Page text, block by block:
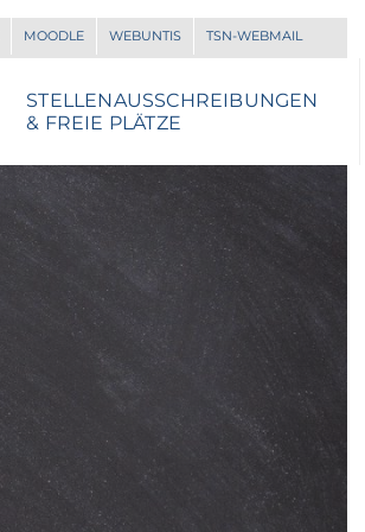
MOODLE WEBUNTIS TSN-WEBMAIL
STELLENAUSSCHREIBUNGEN
& FREIE PLÄTZE